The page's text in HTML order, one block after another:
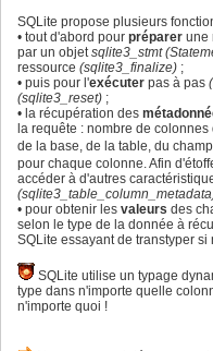
SQLite propose plusieurs
• tout d'abord pour préparer une
par un objetsqlite3_stmt
ressource (sqlite3_finalize) ;
• puis pour l'exécuter pas à pas
(sqlite3_reset) ;
• la récupération des
la requête : nombre de colonnes
de la base, de la table, du
pour chaque colonne. Afin
accéder à d'autres
• pour obtenir les valeurs des
selon le type de la donnée à
SQLite essayant de transtyper si
SQLite utilise un typage
type dans n'importe quelle
n'importe quoi !